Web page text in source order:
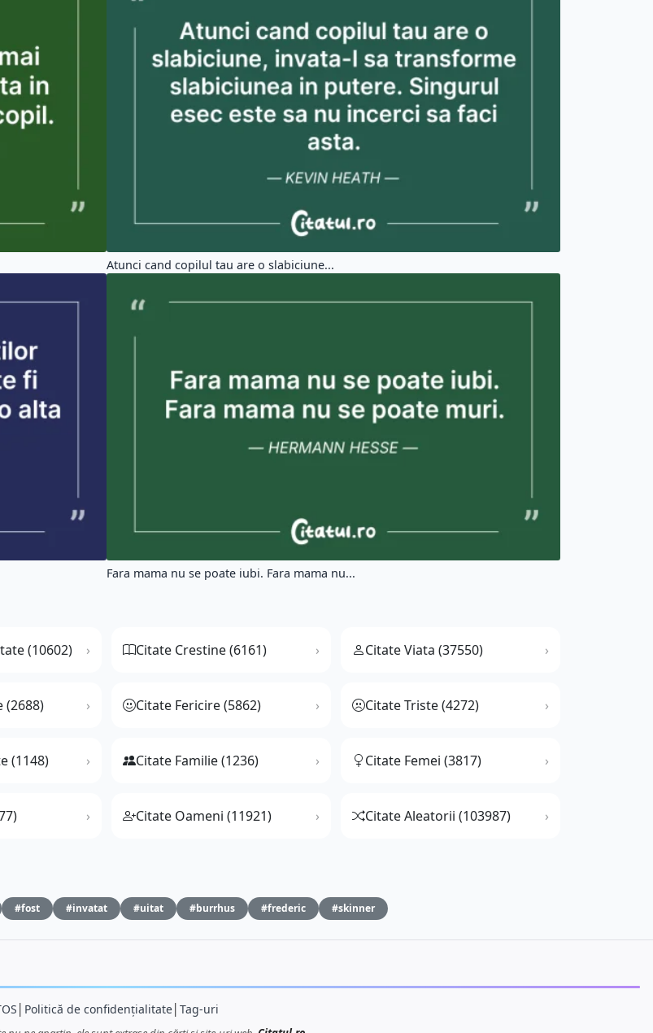
Atunci cand copilul tau are o slabiciune...
Fara mama nu se poate iubi. Fara mama nu...
(10602) Citate Crestine (6161) Citate Viata (37550)
(2688) Citate Fericire (5862) Citate Triste (4272)
(1148) Citate Familie (1236) Citate Femei (3817)
Citate Oameni (11921) Citate Aleatorii (103987)
#fost #invatat #uitat #burrhus #frederic #skinner
Politică de confidențialitate│ Tag-uri